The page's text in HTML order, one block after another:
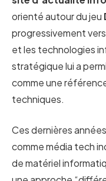
orienté autour du jeu
progressivement
et les technologies
stratégique lui a
comme une
techniques.
Ces dernières
comme média tech
de matériel